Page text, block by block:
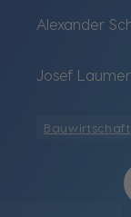
Alexander
Josef
Bauwirtschaft